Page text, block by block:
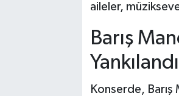
aileler,
Barış
Yankılandı
Konserde, Barış